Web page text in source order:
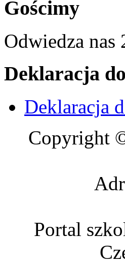
Gościmy
Odwiedza
Deklaracja
Deklaracja
Copyright
Portal